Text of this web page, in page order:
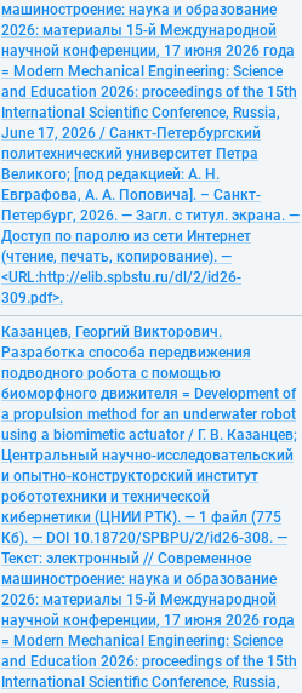
машиностроение: наука и образование
2026: материалы 15-й Международной
научной конференции, 17 июня 2026 года
= Modern Mechanical Engineering: Science
and Education 2026: proceedings of the 15th
International Scientific Conference, Russia,
June 17, 2026 / Санкт-Петербургский
политехнический университет Петра
Великого; [под редакцией: А. Н.
Евграфова, А. А. Поповича]. – Санкт-
Петербург, 2026. — Загл. с титул. экрана. —
Доступ по паролю из сети Интернет
(чтение, печать, копирование). —
<URL:http://elib.spbstu.ru/dl/2/id26-
309.pdf>.
Казанцев, Георгий Викторович.
Разработка способа передвижения
подводного робота с помощью
биоморфного движителя = Development of
a propulsion method for an underwater robot
using a biomimetic actuator / Г. В. Казанцев;
Центральный научно-исследовательский
и опытно-конструкторский институт
робототехники и технической
кибернетики (ЦНИИ РТК). — 1 файл (775
Кб). — DOI 10.18720/SPBPU/2/id26-308. —
Текст: электронный // Современное
машиностроение: наука и образование
2026: материалы 15-й Международной
научной конференции, 17 июня 2026 года
= Modern Mechanical Engineering: Science
and Education 2026: proceedings of the 15th
International Scientific Conference, Russia,